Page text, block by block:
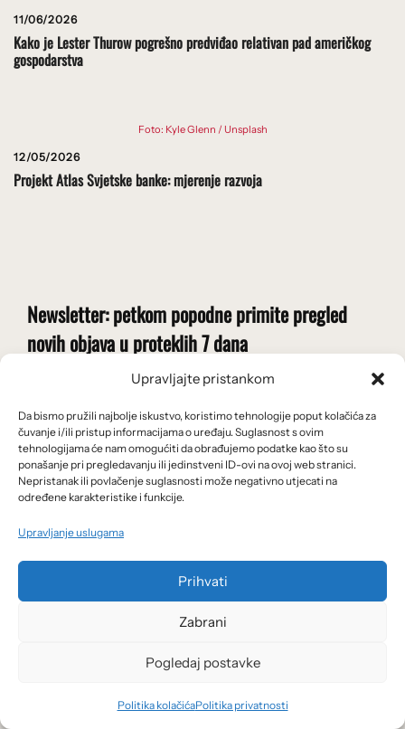
Upravljajte pristankom
Da bismo pružili najbolje iskustvo, koristimo tehnologije poput kolačića za
čuvanje i/ili pristup informacijama o uređaju. Suglasnost s ovim
tehnologijama će nam omogućiti da obrađujemo podatke kao što su
ponašanje pri pregledavanju ili jedinstveni ID-ovi na ovoj web stranici.
Nepristanak ili povlačenje suglasnosti može negativno utjecati na
određene karakteristike i funkcije.
Upravljanje uslugama
Prihvati
Zabrani
Pogledaj postavke
Politika kolačićaPolitika privatnosti
11/06/2026
Kako je Lester Thurow pogrešno predviđao relativan pad američkog
gospodarstva
Foto: Kyle Glenn / Unsplash
12/05/2026
Projekt Atlas Svjetske banke: mjerenje razvoja
Newsletter: petkom popodne primite pregled
novih objava u proteklih 7 dana